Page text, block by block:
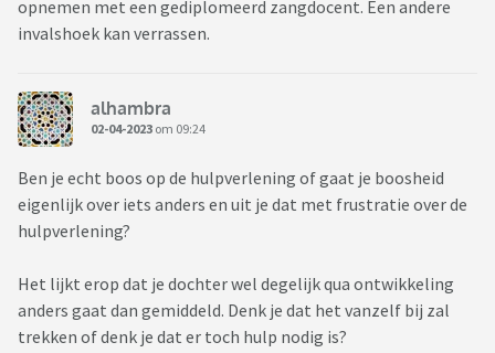
opnemen met een gediplomeerd zangdocent. Een andere
invalshoek kan verrassen.
alhambra
02-04-2023 om 09:24
Ben je echt boos op de hulpverlening of gaat je boosheid
eigenlijk over iets anders en uit je dat met frustratie over de
hulpverlening?
Het lijkt erop dat je dochter wel degelijk qua ontwikkeling
anders gaat dan gemiddeld. Denk je dat het vanzelf bij zal
trekken of denk je dat er toch hulp nodig is?